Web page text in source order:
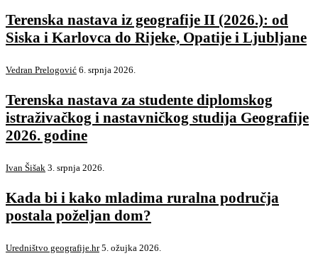
Terenska nastava iz geografije II (2026.): od
Siska i Karlovca do Rijeke, Opatije i Ljubljane
Vedran Prelogović 6. srpnja 2026.
Terenska nastava za studente diplomskog
istraživačkog i nastavničkog studija Geografije
2026. godine
Ivan Šišak 3. srpnja 2026.
Kada bi i kako mladima ruralna područja
postala poželjan dom?
Uredništvo geografije.hr 5. ožujka 2026.